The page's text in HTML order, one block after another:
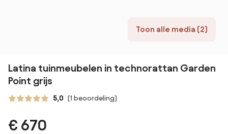
Toon alle media (2)
Latina tuinmeubelen in technorattan Garden
Point grijs
5,0 (1 beoordeling)
€ 670